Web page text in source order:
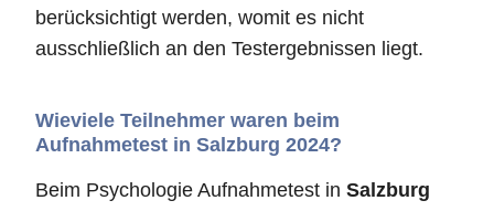
berücksichtigt werden, womit es nicht
ausschließlich an den Testergebnissen liegt.
Wieviele Teilnehmer waren beim
Aufnahmetest in Salzburg 2024?
Beim Psychologie Aufnahmetest in Salzburg